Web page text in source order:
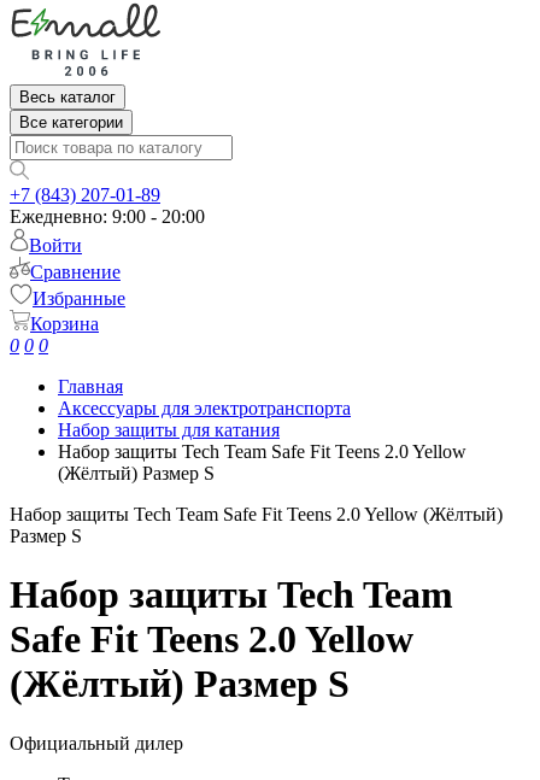
Весь каталог
Все категории
+7 (843) 207-01-89
Ежедневно: 9:00 - 20:00
Войти
Сравнение
Избранные
Корзина
0 0 0
Главная
Аксессуары для электротранспорта
Набор защиты для катания
Набор защиты Tech Team Safe Fit Teens 2.0 Yellow
(Жёлтый) Размер S
Набор защиты Tech Team Safe Fit Teens 2.0 Yellow (Жёлтый)
Размер S
Набор защиты Tech Team
Safe Fit Teens 2.0 Yellow
(Жёлтый) Размер S
Официальный дилер